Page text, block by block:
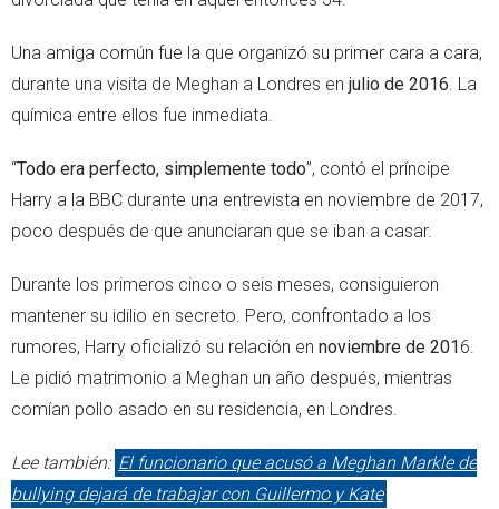
Una amiga común fue la que organizó su primer cara a cara,
durante una visita de Meghan a Londres en julio de 2016 . La
química entre ellos fue inmediata.
“Todo era perfecto, simplemente todo”, contó el príncipe
Harry a la BBC durante una entrevista en noviembre de 2017,
poco después de que anunciaran que se iban a casar.
Durante los primeros cinco o seis meses, consiguieron
mantener su idilio en secreto. Pero, confrontado a los
rumores, Harry oficializó su relación en noviembre de 2016.
Le pidió matrimonio a Meghan un año después, mientras
comían pollo asado en su residencia, en Londres.
Lee también: El funcionario que acusó a Meghan Markle de
bullying dejará de trabajar con Guillermo y Kate